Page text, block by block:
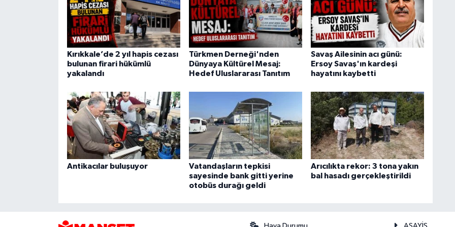
Kırıkkale’de 2 yıl hapis cezası
bulunan firari hükümlü
yakalandı
Türkmen Derneği'nden
Dünyaya Kültürel Mesaj:
Hedef Uluslararası Tanıtım
Savaş Ailesinin acı günü:
Ersoy Savaş'ın kardeşi
hayatını kaybetti
Antikacılar buluşuyor
Vatandaşların tepkisi
sayesinde bank gitti yerine
otobüs durağı geldi
Arıcılıkta rekor: 3 tona yakın
bal hasadı gerçekleştirildi